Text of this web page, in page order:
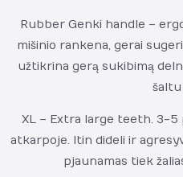
Rubber Genki handle –
mišinio rankena, gerai
užtikrina gerą sukibimą
XL – Extra large teeth. 3-5
atkarpoje. Itin dideli ir
pjaunamas tiek